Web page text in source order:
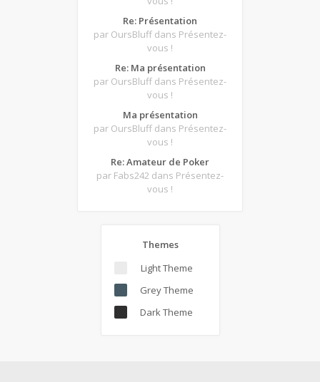
Re: Présentation
par OursBluff dans Présentez-
vous !
Re: Ma présentation
par OursBluff dans Présentez-
vous !
Ma présentation
par OursBluff dans Présentez-
vous !
Re: Amateur de Poker
par Fabs242 dans Présentez-
vous !
Themes
Light Theme
Grey Theme
Dark Theme